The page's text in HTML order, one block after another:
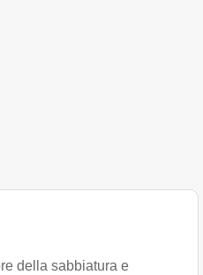
della sabbiatura e